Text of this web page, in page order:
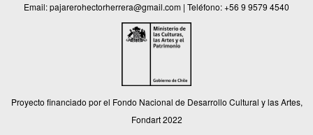
Email:pajarerohectorherrera@gmail.com | Teléfono:+56 9 9579 4540
Proyecto financiado por el Fondo Nacional de Desarrollo Cultural y las Artes,
Fondart 2022